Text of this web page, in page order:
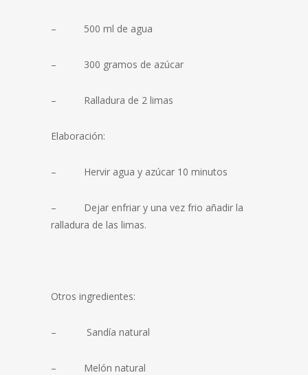
– 500 ml de agua
– 300 gramos de azúcar
– Ralladura de 2 limas
Elaboración:
– Hervir agua y azúcar 10 minutos
– Dejar enfriar y una vez frio añadir la
ralladura de las limas.
Otros ingredientes:
– Sandía natural
– Melón natural